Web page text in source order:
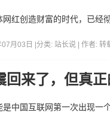
网红创造财富的时代，已经
月03日 | 分类: 站长说 | 作者: 转
回来了，但真
是中国互联网第一次出现一